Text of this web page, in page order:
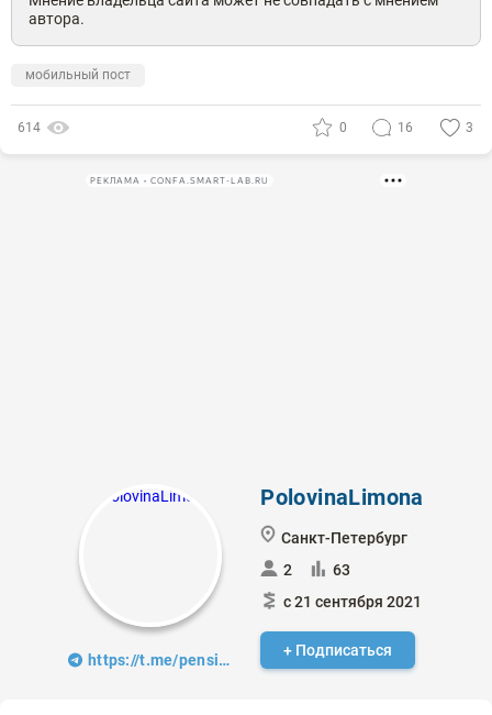
автора.
мобильный пост
614 0 16 3
РЕКЛАМА • CONFA.SMART-LAB.RU
https://t.me/pensiyarano
PolovinaLimona
Санкт-Петербург
2
63
с 21 сентября 2021
+ Подписаться